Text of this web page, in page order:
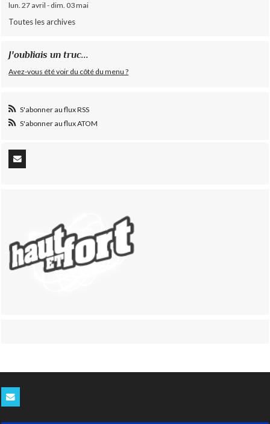
lun. 27 avril - dim. 03 mai
Toutes les archives
J'oubliais un truc...
Avez-vous été voir du côté du menu ?
S'abonner au flux RSS
S'abonner au flux ATOM